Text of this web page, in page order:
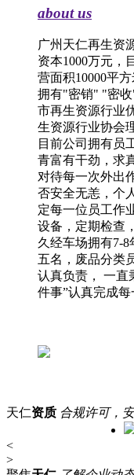
about us
广州天仁再生资
资本1000万元，
营面积10000平
拥有"密销" "密收
市再生资源行业
生资源行业协会
目前公司拥有员
青富有干劲，求
对待每一次外出
否安全无恙，个
定每一位员工作
设备，定期检查
久经车场拥有7-
五名，废品分类
认真负责， 一直
件事”认真完成每
天仁资质 合规许可，
<
>